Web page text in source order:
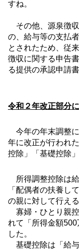
すね。
その他、源泉徴
の、給与等の支払
とされたため、従
徴収に関する申告
る提供の承認申請
令和２年改正部分
今年の年末調整
年に改正が行われ
控除」「基礎控除
所得調整控除は
「配偶者の扶養し
の親に対して行え
寡婦・ひとり親
れて「所得金額500
した。
基礎控除は「給